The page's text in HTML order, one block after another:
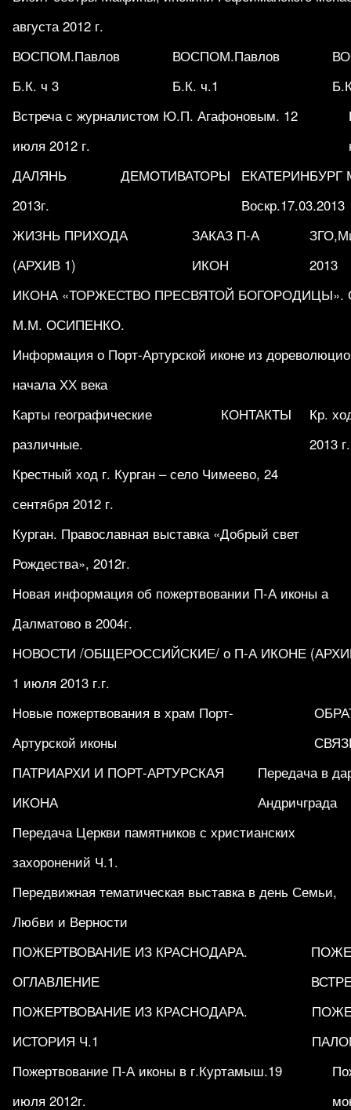
августа 2012 г.
ВОСПОМ.Павлов
Б.К. ч 3
ВОСПОМ.Павлов
Б.К. ч.1
Встреча с журналистом Ю.П. Агафоновым. 12
июля 2012 г.
ДАЛЯНЬ
2013г.
ДЕМОТИВАТОРЫ
ЕКАТЕРИНБУРГ
Воскр.17.03.2013
ЖИЗНЬ ПРИХОДА
(АРХИВ 1)
ЗАКАЗ П-А
ИКОН
2013
ИКОНА «ТОРЖЕСТВО ПРЕСВЯТОЙ БОГОРОДИЦЫ».
М.М. ОСИПЕНКО.
Информация о Порт-Артурской иконе из
начала ХХ века
Карты географические
различные.
КОНТАКТЫ
Кр.
2013 г.
Крестный ход г. Курган – село Чимеево, 24
сентября 2012 г.
Курган. Православная выставка «Добрый свет
Рождества», 2012г.
Новая информация об пожертвовании П-А иконы а
Далматово в 2004г.
НОВОСТИ /ОБЩЕРОССИЙСКИЕ/ о П-А ИКОНЕ (АРХИВ
1 июля 2013 г.г.
Новые пожертвования в храм Порт-
Артурской иконы
ПАТРИАРХИ И ПОРТ-АРТУРСКАЯ
ИКОНА
Передача в
Андричграда
Передача Церкви памятников с христианских
захоронений Ч.1.
Передвижная тематическая выставка в день Семьи,
Любви и Верности
ПОЖЕРТВОВАНИЕ ИЗ КРАСНОДАРА.
ОГЛАВЛЕНИЕ
ПОЖЕРТВОВАНИЕ ИЗ КРАСНОДАРА.
ИСТОРИЯ Ч.1
Пожертвование П-А иконы в г.Куртамыш.19
июля 2012г.